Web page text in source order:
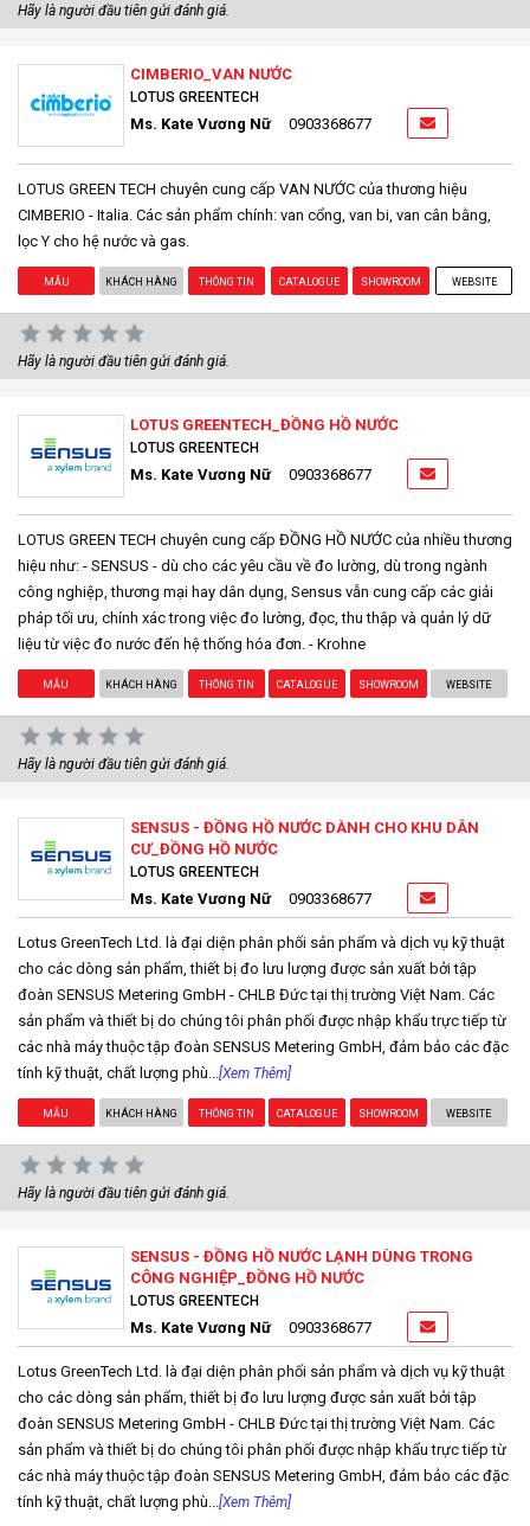
Hãy là người đầu tiên gửi đánh giá.
CIMBERIO_VAN NƯỚC
LOTUS GREENTECH
Ms. Kate Vương Nữ 0903368677
LOTUS GREEN TECH chuyên cung cấp VAN NƯỚC của thương hiệu
CIMBERIO - Italia. Các sản phẩm chính: van cổng, van bi, van cân bằng,
lọc Y cho hệ nước và gas.
MẪU KHÁCH HÀNG THÔNG TIN CATALOGUE SHOWROOM WEBSITE
Hãy là người đầu tiên gửi đánh giá.
LOTUS GREENTECH_ĐỒNG HỒ NƯỚC
LOTUS GREENTECH
Ms. Kate Vương Nữ 0903368677
LOTUS GREEN TECH chuyên cung cấp ĐỒNG HỒ NƯỚC của nhiều thương
hiệu như: - SENSUS - dù cho các yêu cầu về đo lường, dù trong ngành
công nghiệp, thương mại hay dân dụng, Sensus vẫn cung cấp các giải
pháp tối ưu, chính xác trong việc đo lường, đọc, thu thập và quản lý dữ
liệu từ việc đo nước đến hệ thống hóa đơn. - Krohne
MẪU KHÁCH HÀNG THÔNG TIN CATALOGUE SHOWROOM WEBSITE
Hãy là người đầu tiên gửi đánh giá.
SENSUS - ĐỒNG HỒ NƯỚC DÀNH CHO KHU DÂN
CƯ_ĐỒNG HỒ NƯỚC
LOTUS GREENTECH
Ms. Kate Vương Nữ 0903368677
Lotus GreenTech Ltd. là đại diện phân phối sản phẩm và dịch vụ kỹ thuật
cho các dòng sản phẩm, thiết bị đo lưu lượng được sản xuất bởi tập
đoàn SENSUS Metering GmbH - CHLB Đức tại thị trường Việt Nam. Các
sản phẩm và thiết bị do chúng tôi phân phối được nhập khẩu trực tiếp từ
các nhà máy thuộc tập đoàn SENSUS Metering GmbH, đảm bảo các đặc
tính kỹ thuật, chất lượng phù... [Xem Thêm]
MẪU KHÁCH HÀNG THÔNG TIN CATALOGUE SHOWROOM WEBSITE
Hãy là người đầu tiên gửi đánh giá.
SENSUS - ĐỒNG HỒ NƯỚC LẠNH DÙNG TRONG
CÔNG NGHIỆP_ĐỒNG HỒ NƯỚC
LOTUS GREENTECH
Ms. Kate Vương Nữ 0903368677
Lotus GreenTech Ltd. là đại diện phân phối sản phẩm và dịch vụ kỹ thuật
cho các dòng sản phẩm, thiết bị đo lưu lượng được sản xuất bởi tập
đoàn SENSUS Metering GmbH - CHLB Đức tại thị trường Việt Nam. Các
sản phẩm và thiết bị do chúng tôi phân phối được nhập khẩu trực tiếp từ
các nhà máy thuộc tập đoàn SENSUS Metering GmbH, đảm bảo các đặc
tính kỹ thuật, chất lượng phù... [Xem Thêm]